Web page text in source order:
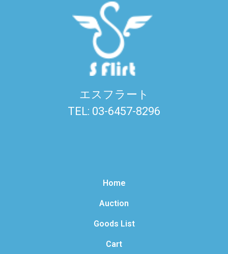
エスフラート
TEL: 03-6457-8296
Home
Auction
Goods List
Cart